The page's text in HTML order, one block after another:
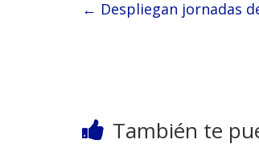
← Despliegan jornadas
También te